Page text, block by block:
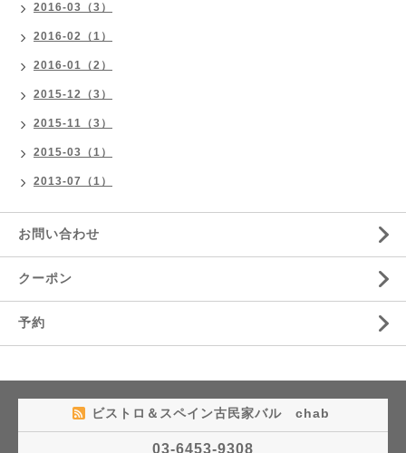
2016-03（3）
2016-02（1）
2016-01（2）
2015-12（3）
2015-11（3）
2015-03（1）
2013-07（1）
お問い合わせ
クーポン
予約
ビストロ＆スペイン古民家バル chab
03-6453-9308